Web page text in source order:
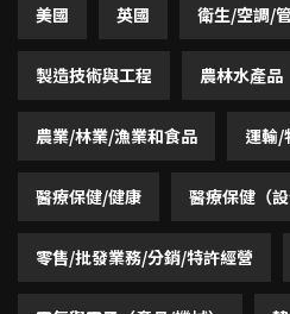
美國 英國 衛生/空調/
製造技術與工程 農林水產品
農業/林業/漁業和食品 運輸/
醫療保健/健康 醫療保健（
零售/批發業務/分銷/特許經營